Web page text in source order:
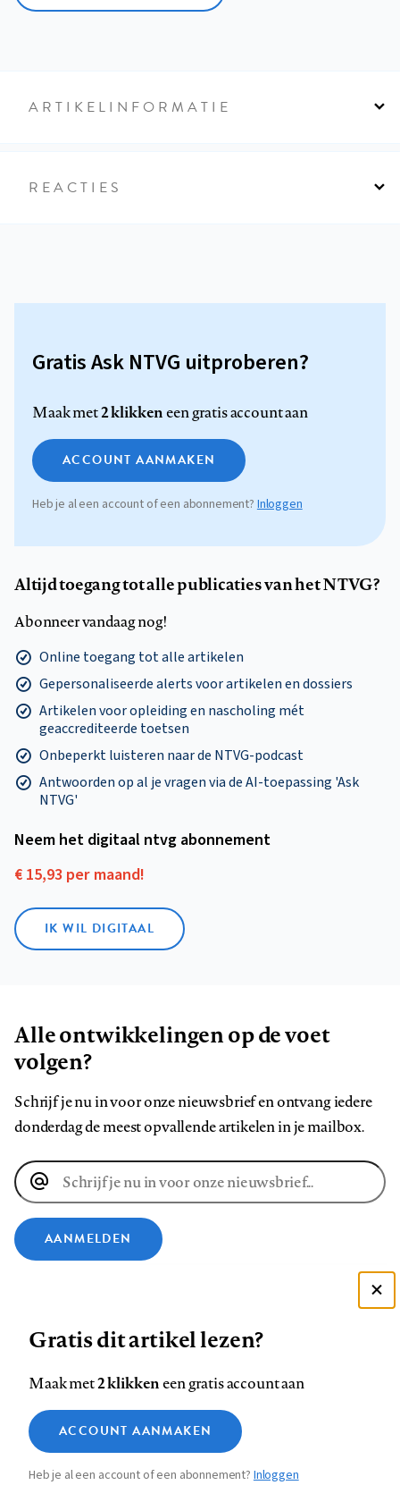
ARTIKELINFORMATIE
REACTIES
Gratis Ask NTVG uitproberen?
Maak met2 klikkeneen gratis account aan
ACCOUNT AANMAKEN
Heb je al een account of een abonnement?Inloggen
Altijd toegang tot alle publicaties van het NTVG?
Abonneer vandaag nog!
Online toegang tot alle artikelen
Gepersonaliseerde alerts voor artikelen en dossiers
Artikelen voor opleiding en nascholing mét
geaccrediteerde toetsen
Onbeperkt luisteren naar de NTVG-podcast
Antwoorden op al je vragen via de AI-toepassing 'Ask
NTVG'
Neem het digitaal ntvg abonnement
€ 15,93 per maand!
IK WIL DIGITAAL
Alle ontwikkelingen op de voet
volgen?
Schrijf je nu in voor onze nieuwsbrief en ontvang iedere
donderdag de meest opvallende artikelen in je mailbox.
E-
mailadres
AANMELDEN
ons
op
Facebook
ons
op
LinkedIn
ons
op
Bluesky
ons
op
Instagram
ons
op
YouTube
ons
Footer
navigation
Contact Colofon Disclaimer Privacy
Medische vragen verdienen
betrouwbare antwoorden
Gratis dit artikel lezen?
Maak met2 klikkeneen gratis account aan
ACCOUNT AANMAKEN
Heb je al een account of een abonnement?Inloggen
Zie onze cookie policy
Analytische cookies
Marketing cookies